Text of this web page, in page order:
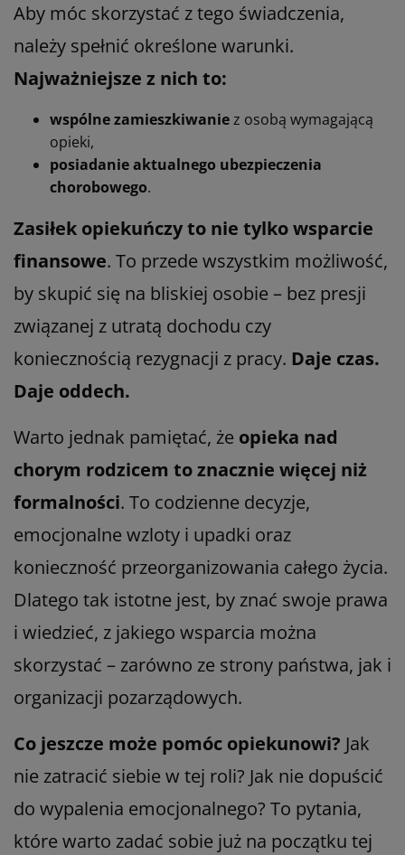
Aby móc skorzystać z tego świadczenia,
należy spełnić określone warunki.
Najważniejsze z nich to:
wspólne zamieszkiwaniez osobą wymagającą
opieki,
posiadanie aktualnego ubezpieczenia
chorobowego.
Zasiłek opiekuńczy to nie tylko wsparcie
finansowe. To przede wszystkim możliwość,
by skupić się na bliskiej osobie – bez presji
związanej z utratą dochodu czy
koniecznością rezygnacji z pracy. Daje czas.
Daje oddech.
Warto jednak pamiętać, że opieka nad
chorym rodzicem to znacznie więcej niż
formalności. To codzienne decyzje,
emocjonalne wzloty i upadki oraz
konieczność przeorganizowania całego życia.
Dlatego tak istotne jest, by znać swoje prawa
i wiedzieć, z jakiego wsparcia można
skorzystać – zarówno ze strony państwa, jak i
organizacji pozarządowych.
Co jeszcze może pomóc opiekunowi? Jak
nie zatracić siebie w tej roli? Jak nie dopuścić
do wypalenia emocjonalnego? To pytania,
które warto zadać sobie już na początku tej